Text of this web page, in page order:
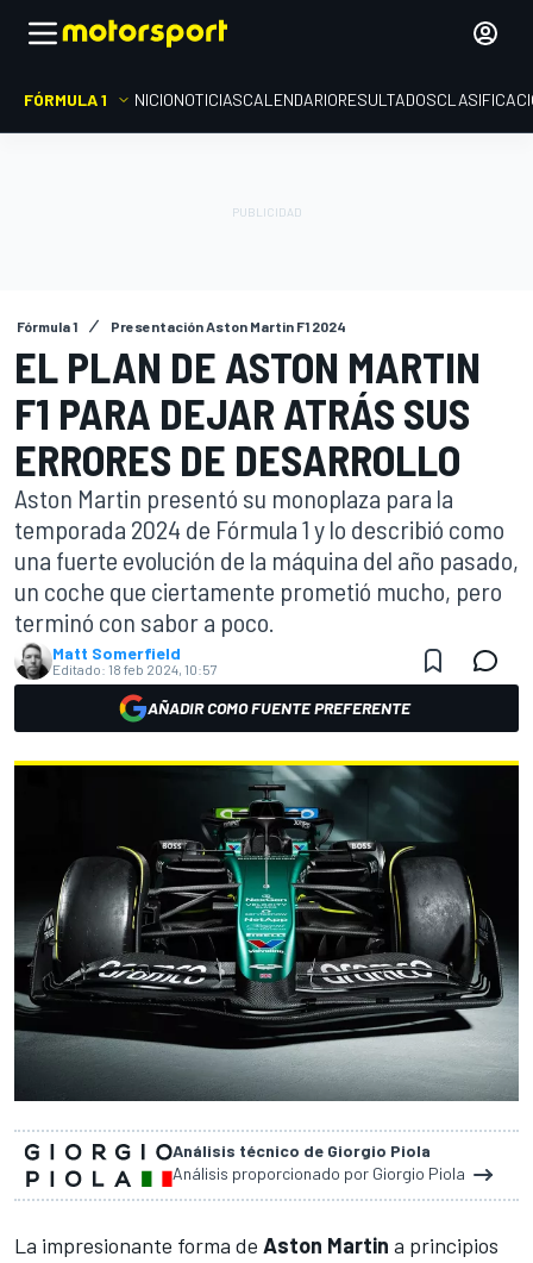
FÓRMULA 1 INICIONOTICIASCALENDARIORESULTADOS
Fórmula 1 Presentación Aston Martin F1 2024
EL PLAN DE ASTON MARTIN
F1 PARA DEJAR ATRÁS SUS
ERRORES DE DESARROLLO
Aston Martin presentó su monoplaza para la
temporada 2024 de Fórmula 1 y lo describió como
una fuerte evolución de la máquina del año pasado,
un coche que ciertamente prometió mucho, pero
terminó con sabor a poco.
Matt Somerfield
Editado: 18 feb 2024, 10:57
AÑADIR COMO FUENTE PREFERENTE
Análisis técnico de Giorgio Piola
Análisis proporcionado por Giorgio Piola
La impresionante forma de Aston Martin a principios